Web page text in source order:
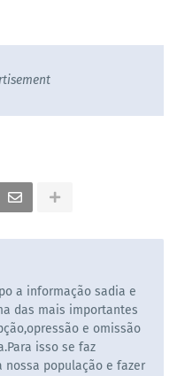
a informação sadia e
das mais importantes
e omissão
isso se faz
nossa população e fazer